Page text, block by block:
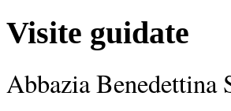
Visite guidate
Abbazia